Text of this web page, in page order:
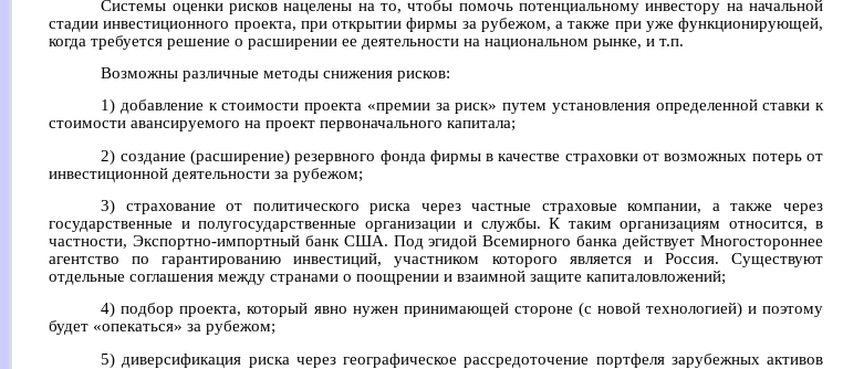
Системы оценки рисков нацелены на то, чтобы помочь потенциальному инвестору на начальной
стадии инвестиционного проекта, при открытии фирмы за рубежом, а также при уже функционирующей,
когда требуется решение о расширении ее деятельности на национальном рынке, и т.п.
Возможны различные методы снижения рисков:
1) добавление к стоимости проекта «премии за риск» путем установления определенной ставки к
стоимости авансируемого на проект первоначального капитала;
2) создание (расширение) резервного фонда фирмы в качестве страховки от возможных потерь от
инвестиционной деятельности за рубежом;
3) страхование от политического риска через частные страховые компании, а также через
государственные и полугосударственные организации и службы. К таким организациям относится, в
частности, Экспортно-импортный банк США. Под эгидой Всемирного банка действует Многостороннее
агентство по гарантированию инвестиций, участником которого является и Россия. Существуют
отдельные соглашения между странами о поощрении и взаимной защите капиталовложений;
4) подбор проекта, который явно нужен принимающей стороне (с новой технологией) и поэтому
будет «опекаться» за рубежом;
5) диверсификация риска через географическое рассредоточение портфеля зарубежных активов